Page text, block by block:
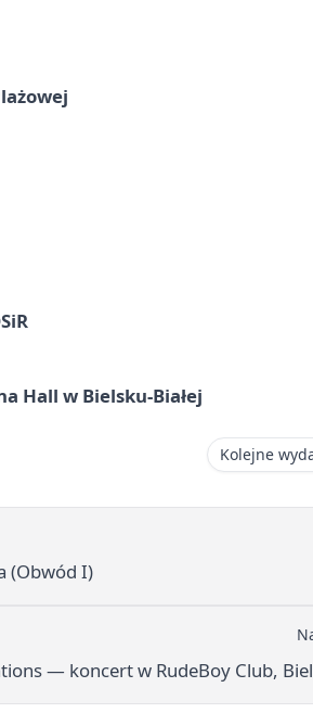
Hall w Bielsku-Białej
Kolejne
(Obwód I)
— koncert w RudeBoy Club,